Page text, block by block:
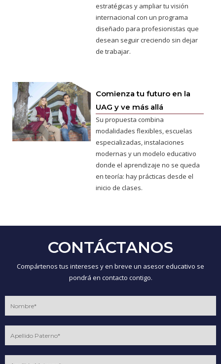
estratégicas y ampliar tu visión
internacional con un programa
diseñado para profesionistas que
desean seguir creciendo sin dejar
de trabajar.
Comienza tu futuro en la
UAG y ve más allá
Su propuesta combina
modalidades flexibles, escuelas
especializadas, instalaciones
modernas y un modelo educativo
donde el aprendizaje no se queda
en teoría: hay prácticas desde el
inicio de clases.
CONTÁCTANOS
Compártenos tus intereses y en breve un asesor educativo se
pondrá en contacto contigo.